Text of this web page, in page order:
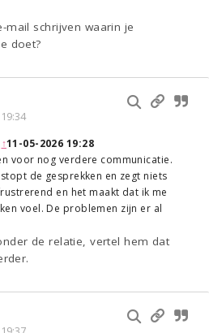
schrijven waarin je
doet?
↑11-05-2026 19:28
voor nog verdere communicatie.
de gesprekken en zegt niets
en het maakt dat ik me
voel. De problemen zijn er al
de relatie, vertel hem dat